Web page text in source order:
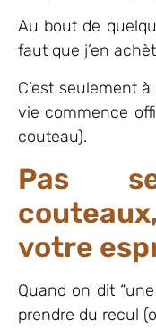
Au bout de
faut que j’en
C’est seulement
vie commence
couteau).
Pas
votre
Quand on dit
prendre du recul